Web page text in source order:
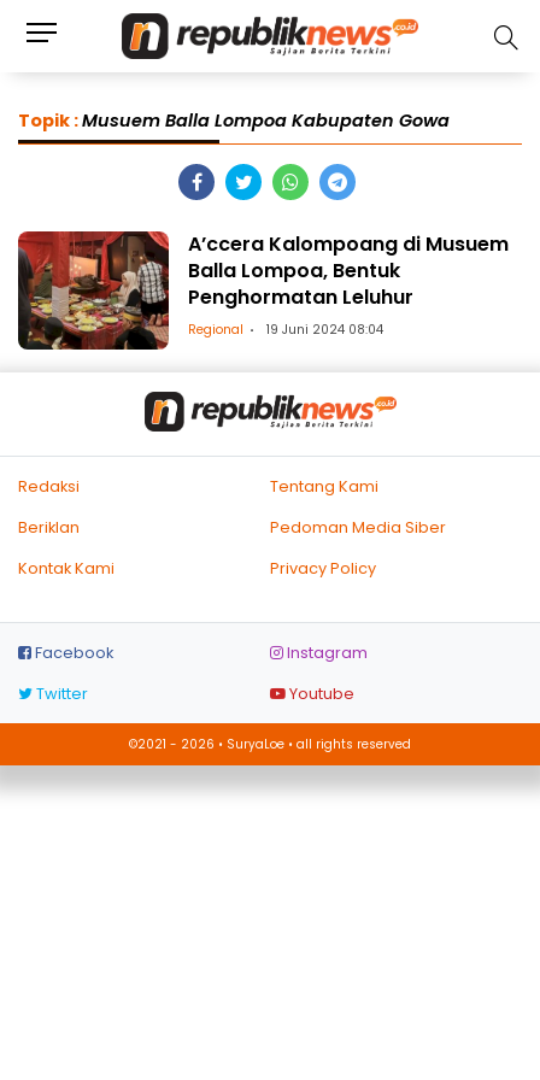
Topik :Musuem Balla Lompoa Kabupaten Gowa
A’ccera Kalompoang di Musuem
Balla Lompoa, Bentuk
Penghormatan Leluhur
Regional 19 Juni 2024 08:04
Redaksi
Tentang Kami
Beriklan
Pedoman Media Siber
Kontak Kami
Privacy Policy
Facebook
Instagram
Twitter
Youtube
©2021 - 2026 • SuryaLoe • all rights reserved